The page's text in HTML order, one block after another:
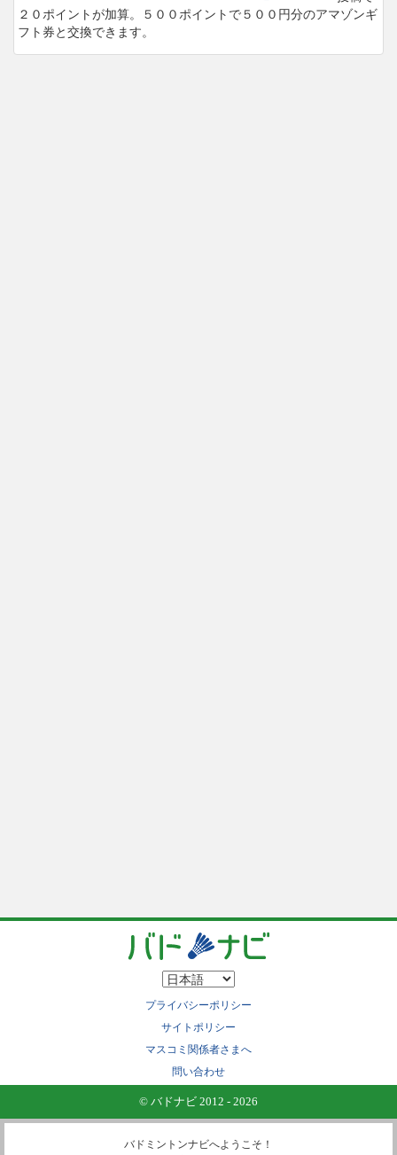
２０ポイントが加算。５００ポイントで５００円分のアマゾンギ
フト券と交換できます。
プライバシーポリシー
サイトポリシー
マスコミ関係者さまへ
問い合わせ
© バドナビ 2012 - 2026
バドミントンナビへようこそ！